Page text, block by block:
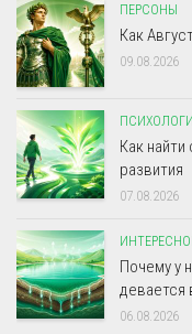
ПЕРСОНЫ
Как
09.08.2026
Как
развития
07.08.2026
Почему у
девается
06.08.2026